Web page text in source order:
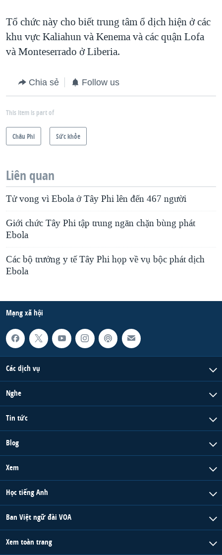
Tổ chức này cho biết trung tâm ổ dịch hiện ở các
khu vực Kaliahun và Kenema và các quận Lofa
và Monteserrado ở Liberia.
Chia sẻ Follow us
This item is part of
Châu Phi Sức khỏe
Liên quan
Tử vong vì Ebola ở Tây Phi lên đến 467 người
Giới chức Tây Phi tập trung ngăn chặn bùng phát
Ebola
Các bộ trưởng y tế Tây Phi họp về vụ bộc phát dịch
Ebola
Mạng xã hội
Các dịch vụ
Nghe
Tin tức
Blog
Xem
Học tiếng Anh
Ban Việt ngữ đài VOA
Xem toàn trang